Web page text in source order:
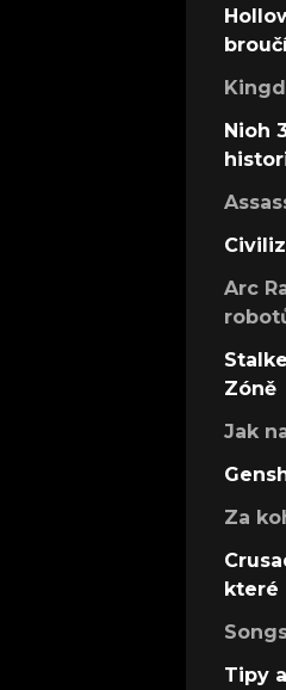
Nioh
Arc
Zóně
Jak
Za
které
Tipy